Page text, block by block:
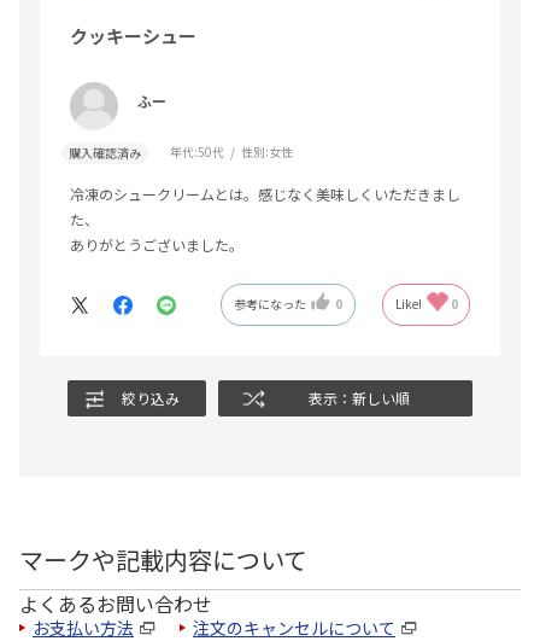
クッキーシュー
ふー
購入確認済み 年代:50代 性別:女性
冷凍のシュークリームとは。感じなく美味しくいただきまし
た、
ありがとうございました。
参考になった 0 Like! 0
絞り込み 表示：新しい順
マークや記載内容について
よくあるお問い合わせ
お支払い方法 注文のキャンセルについて